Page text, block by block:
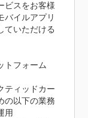
ビスをお客様
バイルアプリ
ていただける
トフォーム
ティッドカー
の以下の業務
用